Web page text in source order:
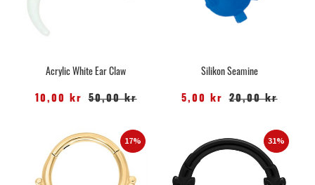
Acrylic White Ear Claw
10,00 kr 50,00 kr
Silikon Seamine
5,00 kr 20,00 kr
17% 31%